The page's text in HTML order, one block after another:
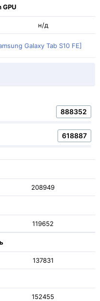
GPU
н/д
Galaxy Tab S10 FE]
888352
618887
208949
119652
137831
152455